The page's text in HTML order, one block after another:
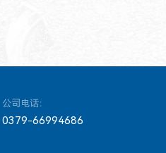
公司电话：
0379-66994686